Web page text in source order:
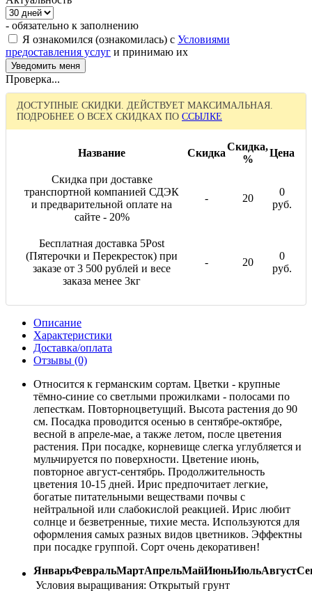
- обязательно к заполнению
Я ознакомился (ознакомилась) с Условиями
предоставления услуг и принимаю их
Проверка...
ДОСТУПНЫЕ СКИДКИ. ДЕЙСТВУЕТ МАКСИМАЛЬНАЯ.
ПОДРОБНЕЕ О ВСЕХ СКИДКАХ ПО ССЫЛКЕ
Название Скидка
Скидка,
%
Цена
Скидка при доставке
транспортной компанией СДЭК
и предварительной оплате на
сайте - 20%
- 20
0
руб.
Бесплатная доставка 5Post
(Пятерочки и Перекресток) при
заказе от 3 500 рублей и весе
заказа менее 3кг
- 20
0
руб.
Описание
Характеристики
Доставка/оплата
Отзывы (0)
Относится к германским сортам. Цветки - крупные
тёмно-синие со светлыми прожилками - полосами по
лепесткам. Повторноцветущий. Высота растения до 90
см. Посадка проводится осенью в сентябре-октябре,
весной в апреле-мае, а также летом, после цветения
растения. При посадке, корневище слегка углубляется и
мульчируется по поверхности. Цветение июнь,
повторное август-сентябрь. Продолжительность
цветения 10-15 дней. Ирис предпочитает легкие,
богатые питательными веществами почвы с
нейтральной или слабокислой реакцией. Ирис любит
солнце и безветренные, тихие места. Используются для
оформления самых разных видов цветников. Эффектны
при посадке группой. Сорт очень декоративен!
ЯнварьФевральМартАпрельМайИюньИюльАвгуст
Условия выращивания: Открытый грунт